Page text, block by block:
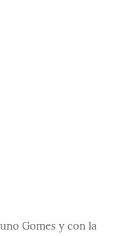
Gomes y con la